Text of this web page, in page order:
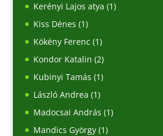
Kerényi Lajos atya (1)
Kiss Dénes (1)
Kökény Ferenc (1)
Kondor Katalin (2)
Kubinyi Tamás (1)
László Andrea (1)
Madocsai András (1)
Mandics György(1)